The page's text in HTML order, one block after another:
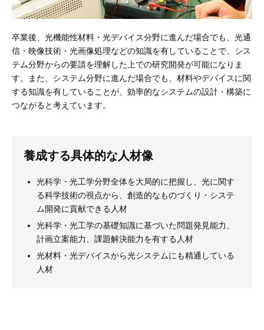
卒業後、光機能性材料・光デバイス分野に進んだ場合でも、光通
信・映像技術・光画像処理などの知識を有していることで、シス
テム分野からの要請を理解した上での研究開発が可能になりま
す。また、システム分野に進んだ場合でも、材料やデバイスに関
する知識を有していることが、効率的なシステムの設計・構築に
つながると考えています。
養成する具体的な人材像
光科学・光工学分野全体を大局的に把握し、光に関す
る科学技術の視点から、創造的なものづくり・システ
ム開発に貢献できる人材
光科学・光工学の基礎知識に基づいた問題発見能力、
計画立案能力、課題解決能力を有する人材
光材料・光デバイスから光システムにも精通している
人材